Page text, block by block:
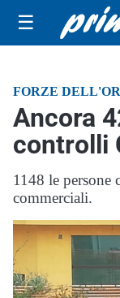
☰
FORZE
Ancora
controlli
1148 le persone
commerciali.